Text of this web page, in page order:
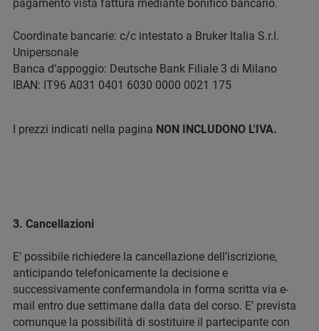
pagamento vista fattura mediante bonifico bancario.
Coordinate bancarie: c/c intestato a Bruker Italia S.r.l.
Unipersonale
Banca d‘appoggio: Deutsche Bank Filiale 3 di Milano
IBAN: IT96 A031 0401 6030 0000 0021 175
I prezzi indicati nella pagina NON INCLUDONO L'IVA.
3. Cancellazioni
E’ possibile richiedere la cancellazione dell’iscrizione,
anticipando telefonicamente la decisione e
successivamente confermandola in forma scritta via e-
mail entro due settimane dalla data del corso. E’ prevista
comunque la possibilità di sostituire il partecipante con